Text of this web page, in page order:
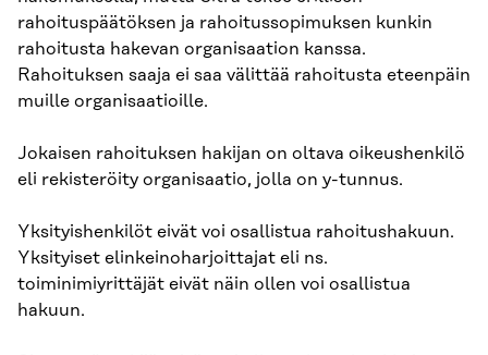
rahoituspäätöksen ja rahoitussopimuksen kunkin
rahoitusta hakevan organisaation kanssa.
Rahoituksen saaja ei saa välittää rahoitusta eteenpäin
muille organisaatioille.
Jokaisen rahoituksen hakijan on oltava oikeushenkilö
eli rekisteröity organisaatio, jolla on y-tunnus.
Yksityishenkilöt eivät voi osallistua rahoitushakuun.
Yksityiset elinkeinoharjoittajat eli ns.
toiminimiyrittäjät eivät näin ollen voi osallistua
hakuun.